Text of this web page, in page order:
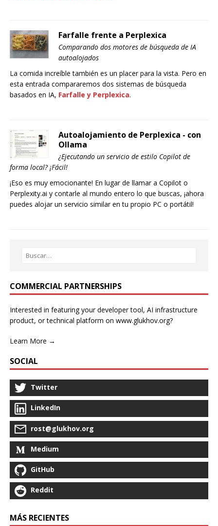
Farfalle frente a Perplexica
Comparando dos motores de búsqueda de IA
autoalojados
La comida increíble también es un placer para la vista. Pero en
esta entrada compararemos dos sistemas de búsqueda
basados en IA, Farfalle y Perplexica.
Autoalojamiento de Perplexica - con
Ollama
¿Ejecutando un servicio de estilo Copilot de
forma local? ¡Fácil!
¡Eso es muy emocionante! En lugar de llamar a Copilot o
Perplexity.ai y contarle al mundo entero lo que buscas, ¡ahora
puedes alojar un servicio similar en tu propio PC o portátil!
COMMERCIAL PARTNERSHIPS
Interested in featuring your developer tool, AI infrastructure
product, or technical platform on www.glukhov.org?
Learn More →
SOCIAL
Twitter
LinkedIn
rost@glukhov.org
Medium
GitHub
Reddit
MÁS RECIENTES